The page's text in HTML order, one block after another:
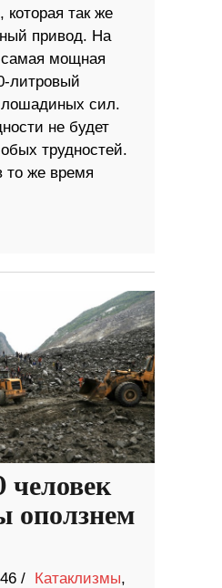
так же
привод. На
мощная
литровый
лошадиных сил.
не будет
трудностей.
то же время
человек
оползнем
/ Катаклизмы,